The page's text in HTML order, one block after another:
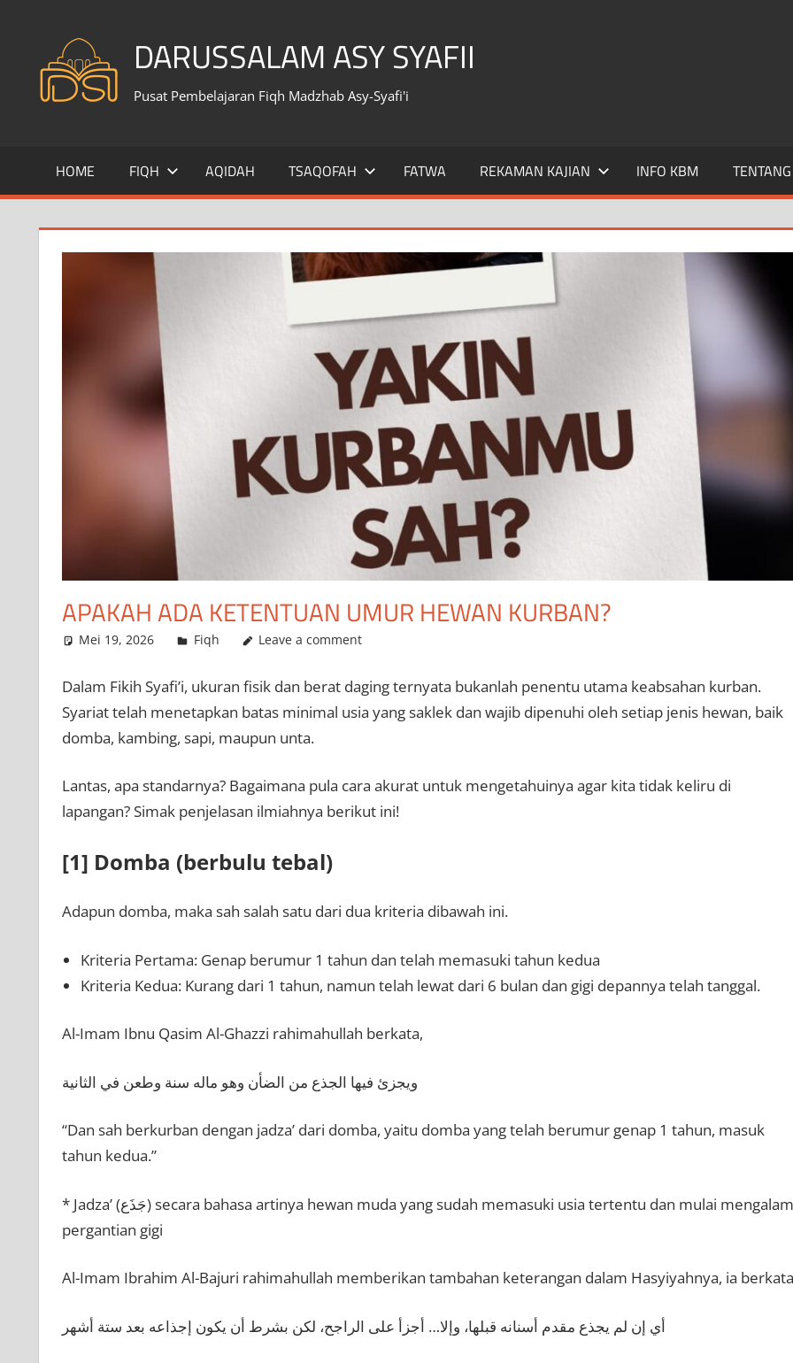
content
DARUSSALAM ASY SYAFII
Pusat Pembelajaran Fiqh Madzhab Asy-Syafi'i
HOME FIQH AQIDAH TSAQOFAH FATWA REKAMAN KAJIAN INFO KBM
APAKAH ADA KETENTUAN UMUR HEWAN KURBAN?
Mei 19, 2026 admin
Fiqh Leave a comment
Dalam Fikih Syafi’i, ukuran fisik dan berat daging ternyata bukanlah penentu utama keabsahan kurban.
Syariat telah menetapkan batas minimal usia yang saklek dan wajib dipenuhi oleh setiap jenis hewan, baik
domba, kambing, sapi, maupun unta.
Lantas, apa standarnya? Bagaimana pula cara akurat untuk mengetahuinya agar kita tidak keliru di
lapangan? Simak penjelasan ilmiahnya berikut ini!
[1] Domba (berbulu tebal)
Adapun domba, maka sah salah satu dari dua kriteria dibawah ini.
Kriteria Pertama: Genap berumur 1 tahun dan telah memasuki tahun kedua
Kriteria Kedua: Kurang dari 1 tahun, namun telah lewat dari 6 bulan dan gigi depannya telah tanggal.
Al-Imam Ibnu Qasim Al-Ghazzi rahimahullah berkata,
ويجزئ فيها الجذع من الضأن وهو ماله سنة وطعن في الثانية
“Dan sah berkurban dengan jadza’ dari domba, yaitu domba yang telah berumur genap 1 tahun, masuk
tahun kedua.”
* Jadza’ (جَذَع) secara bahasa artinya hewan muda yang sudah memasuki usia tertentu dan mulai mengalami
pergantian gigi
Al-Imam Ibrahim Al-Bajuri rahimahullah memberikan tambahan keterangan dalam Hasyiyahnya, ia
أي إن لم يجذع مقدم أسنانه قبلها، وإلا… أجزأ على الراجح، لكن بشرط أن يكون إجذاعه بعد ستة أشهر